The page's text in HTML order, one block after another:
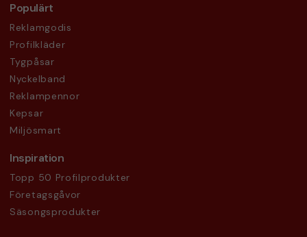
Populärt
Reklamgodis
Profilkläder
Tygpåsar
Nyckelband
Reklampennor
Kepsar
Miljösmart
Inspiration
Topp 50 Profilprodukter
Företagsgåvor
Säsongsprodukter